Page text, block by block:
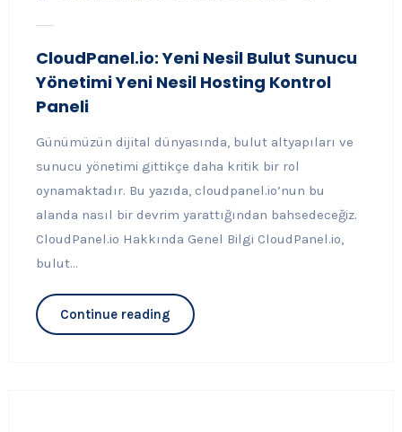
CloudPanel.io: Yeni Nesil Bulut Sunucu
Yönetimi Yeni Nesil Hosting Kontrol
Paneli
Günümüzün dijital dünyasında, bulut altyapıları ve
sunucu yönetimi gittikçe daha kritik bir rol
oynamaktadır. Bu yazıda, cloudpanel.io’nun bu
alanda nasıl bir devrim yarattığından bahsedeceğiz.
CloudPanel.io Hakkında Genel Bilgi CloudPanel.io,
bulut...
Continue reading